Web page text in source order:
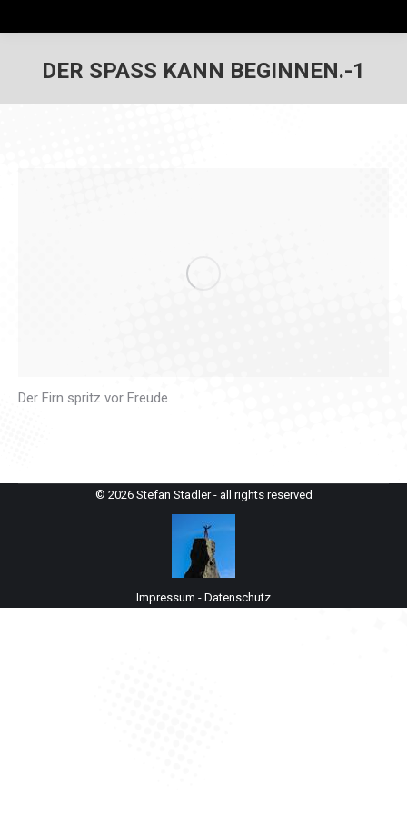
DER SPASS KANN BEGINNEN.-1
Der Firn spritz vor Freude.
© 2026 Stefan Stadler - all rights reserved
Impressum - Datenschutz